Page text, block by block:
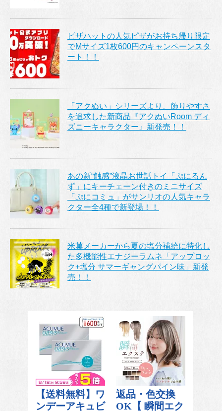
ピザハットの人気ピザがお持ち帰り限定
でMサイズ1枚600円のキャンペーンスタ
ート！！
「アクぬい」シリーズより、飾りやすさ
を追求した新商品『アクぬいRoom ディ
ズニーキャラクター』新発売！！
あの新“触感”液晶お世話トイ「ぷにるん
ず」にキーチェーン付きのミニサイズ
「ぷにコミュ」がサンリオの人気キャラ
クター全4種で新登場！！
米菓メーカーから夏の塩分補給に特化し
た多機能性エナジーラムネ「アップロッ
ク+塩分 サマーギャングパイン味」新発
売！！